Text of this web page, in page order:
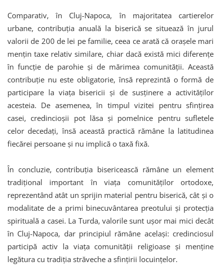
Comparativ, în Cluj-Napoca, în majoritatea cartierelor
urbane, contribuția anuală la biserică se situează în jurul
valorii de 200 de lei pe familie, ceea ce arată că orașele mari
mențin taxe relativ similare, chiar dacă există mici diferențe
în funcție de parohie și de mărimea comunității. Această
contribuție nu este obligatorie, însă reprezintă o formă de
participare la viața bisericii și de susținere a activităților
acesteia. De asemenea, în timpul vizitei pentru sfințirea
casei, credincioșii pot lăsa și pomelnice pentru sufletele
celor decedați, însă această practică rămâne la latitudinea
fiecărei persoane și nu implică o taxă fixă.
În concluzie, contribuția bisericească rămâne un element
tradițional important în viața comunităților ortodoxe,
reprezentând atât un sprijin material pentru biserică, cât și o
modalitate de a primi binecuvântarea preotului și protecția
spirituală a casei. La Turda, valorile sunt ușor mai mici decât
în Cluj-Napoca, dar principiul rămâne același: credinciosul
participă activ la viața comunității religioase și menține
legătura cu tradiția străveche a sfințirii locuințelor.